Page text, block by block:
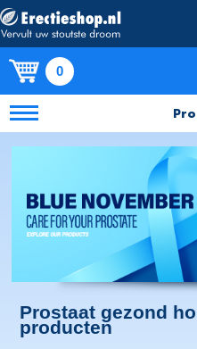
0
Prostaat gezond
producten